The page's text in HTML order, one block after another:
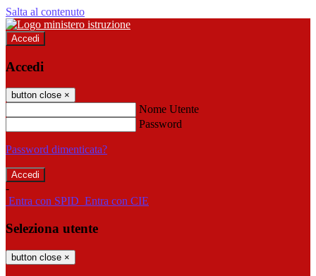
Salta al contenuto
Accedi
Accedi
button close ×
Nome Utente
Password
Password dimenticata?
-
Entra con SPID Entra con CIE
Seleziona utente
button close ×